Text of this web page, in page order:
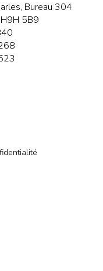
Bureau 304
5B9